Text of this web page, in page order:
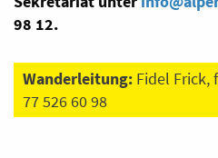
98 12.
Wanderleitung: Fidel Frick,
77 526 60 98